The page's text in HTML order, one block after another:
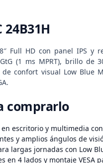
Full HD con panel IPS y
(1 ms MPRT), brillo de
confort visual Low Blue
comprarlo
escritorio y multimedia con
y amplios ángulos de
largas jornadas con Low
en 4 lados y montaje VESA